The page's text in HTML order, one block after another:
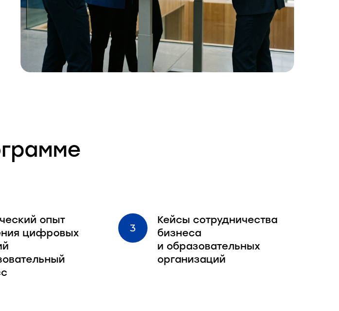
опыт
цифровых
Кейсы сотрудничества
бизнеса
и образовательных
организаций